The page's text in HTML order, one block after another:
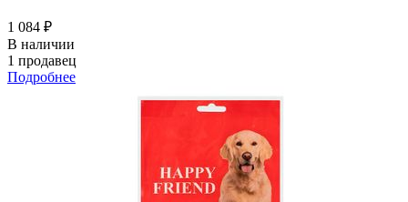
1 084 ₽
В наличии
1 продавец
Подробнее